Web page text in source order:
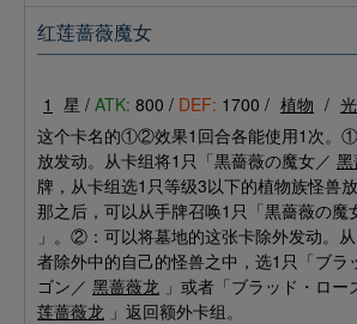
红莲蔷薇魔女
1 星 / ATK: 800 / DEF: 1700 / 植物 / 光
这个卡名的①②效果1回合各能使用1次。
放发动。从卡组将1只「黒薔薇の魔女／
牌，从卡组选1只等级3以下的植物族怪兽
那之后，可以从手牌召唤1只「黒薔薇の魔
」。②：可以将墓地的这张卡除外发动。
者除外中的自己的怪兽之中，选1只「ブラ
ゴン／ 黑蔷薇龙 」或者「ブラッド・ロー
莲蔷薇龙 」返回额外卡组。